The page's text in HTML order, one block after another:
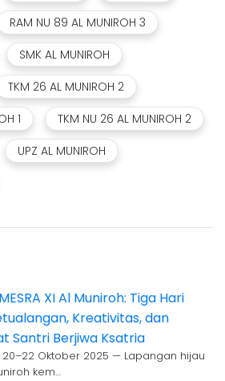
RAM NU 89 AL MUNIROH 3
SMK AL MUNIROH
TKM 26 AL MUNIROH 2
1
TKM NU 26 AL MUNIROH 2
UPZ AL MUNIROH
XI Al Muniroh: Tiga Hari
Kreativitas, dan
Santri Berjiwa Ksatria
20–22 Oktober 2025 — Lapangan hijau
kem…